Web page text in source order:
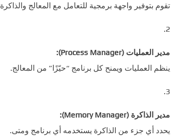
تقوم بتوفير واجهة برمجية للتعامل مع المعالج
مدير العمليات (Process Manager):
ينظم العمليات ويمنح كل برنامج “حيّزًا” من المعالج.
مدير الذاكرة (Memory Manager):
يحدد أي جزء من الذاكرة يستخدمه أي برنامج ومتى.